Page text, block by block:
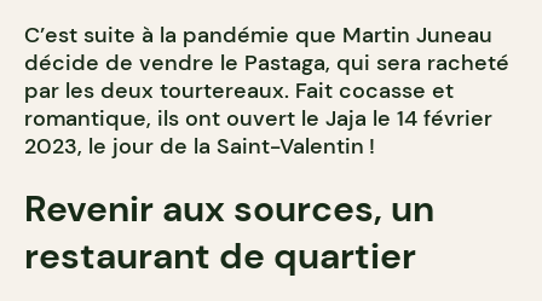
C’est suite à la pandémie que Martin Juneau
décide de vendre le Pastaga, qui sera racheté
par les deux tourtereaux. Fait cocasse et
romantique, ils ont ouvert le Jaja le 14 février
2023, le jour de la Saint-Valentin !
Revenir aux sources, un
restaurant de quartier